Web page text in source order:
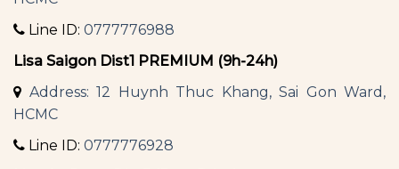
Line ID: 0777776988
Lisa Saigon Dist1 PREMIUM (9h-24h)
Address: 12 Huynh Thuc Khang, Sai Gon Ward,
HCMC
Line ID: 0777776928